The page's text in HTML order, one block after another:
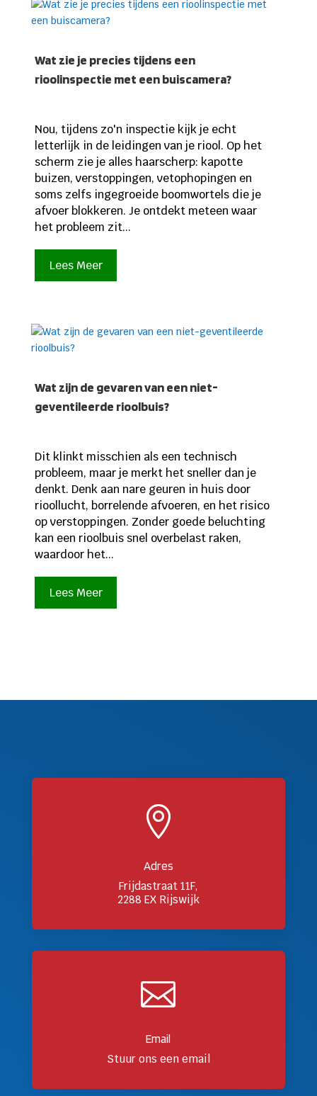
Wat zie je precies tijdens een
rioolinspectie met een buiscamera?
Nou, tijdens zo'n inspectie kijk je echt
letterlijk in de leidingen van je riool. Op het
scherm zie je alles haarscherp: kapotte
buizen, verstoppingen, vetophopingen en
soms zelfs ingegroeide boomwortels die je
afvoer blokkeren. Je ontdekt meteen waar
het probleem zit...
Lees Meer
Wat zijn de gevaren van een niet-
geventileerde rioolbuis?
Dit klinkt misschien als een technisch
probleem, maar je merkt het sneller dan je
denkt. Denk aan nare geuren in huis door
rioollucht, borrelende afvoeren, en het risico
op verstoppingen. Zonder goede beluchting
kan een rioolbuis snel overbelast raken,
waardoor het...
Lees Meer

Adres
Frijdastraat 11F,
2288 EX Rijswijk

Email
Stuur ons een email